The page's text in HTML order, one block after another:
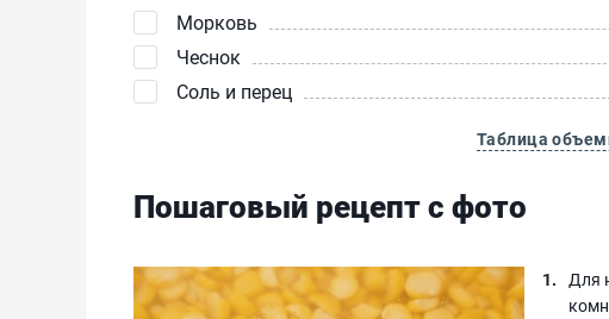
Морковь
Чеснок
Соль и перец
Таблица
Пошаговый рецепт с фото
Для